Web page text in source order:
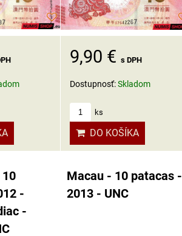
9,90 €s DPH
Dostupnosť:Skladom
ks
DO KOŠÍKA
-
-
Macau - 10 patacas -
2013 - UNC